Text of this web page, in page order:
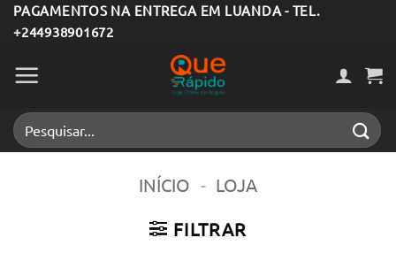
Skip
to
content
PAGAMENTOS NA ENTREGA EM LUANDA - TEL.
+244938901672
Pesquisar
por:
INÍCIO - LOJA
FILTRAR